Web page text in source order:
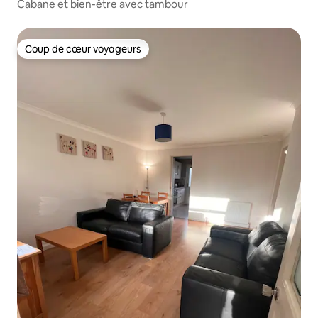
Cabane et bien-être avec tambour
Coup de cœur voyageurs
Coup de cœur voyageurs